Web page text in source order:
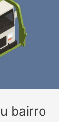
bairro